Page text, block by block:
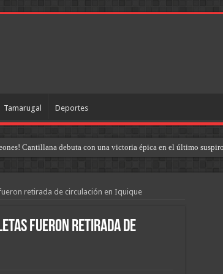
Tamarugal Deportes
Cantillana debuta con una victoria épica en el último
retirada de circulación en Iquique
fueron retirada de